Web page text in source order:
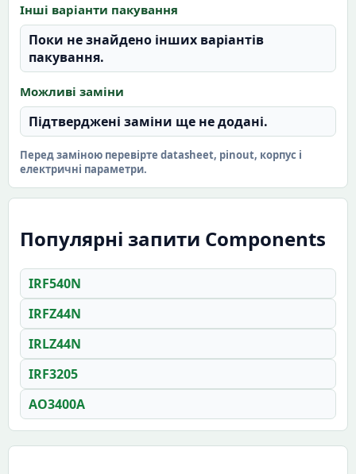
Інші варіанти пакування
Поки не знайдено інших варіантів
пакування.
Можливі заміни
Підтверджені заміни ще не додані.
Перед заміною перевірте datasheet, pinout, корпус і
електричні параметри.
Популярні запити Components
IRF540N
IRFZ44N
IRLZ44N
IRF3205
AO3400A